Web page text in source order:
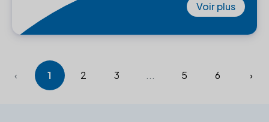
Voir plus
‹ 1 2 3 ... 5 6 ›